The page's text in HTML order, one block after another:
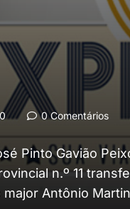
0 Comentários
Pinto Gavião
n.º 11
major Antônio